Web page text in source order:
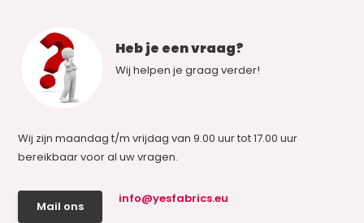
Heb je een vraag?
Wij helpen je graag verder!
Wij zijn maandag t/m vrijdag van 9.00 uur tot 17.00 uur
bereikbaar voor al uw vragen.
Mail ons
info@yesfabrics.eu